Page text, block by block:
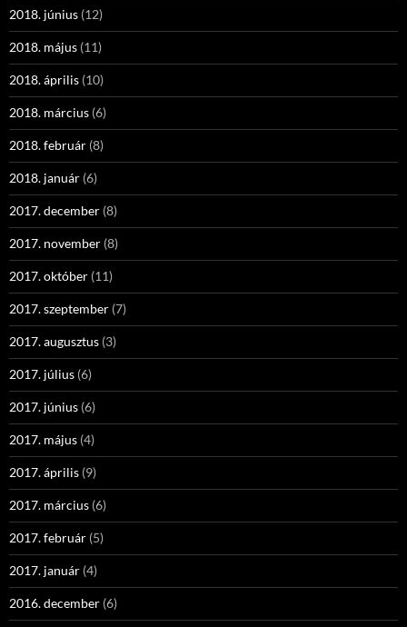
2018. június (12)
2018. május (11)
2018. április (10)
2018. március (6)
2018. február (8)
2018. január (6)
2017. december (8)
2017. november (8)
2017. október (11)
2017. szeptember (7)
2017. augusztus (3)
2017. július (6)
2017. június (6)
2017. május (4)
2017. április (9)
2017. március (6)
2017. február (5)
2017. január (4)
2016. december (6)